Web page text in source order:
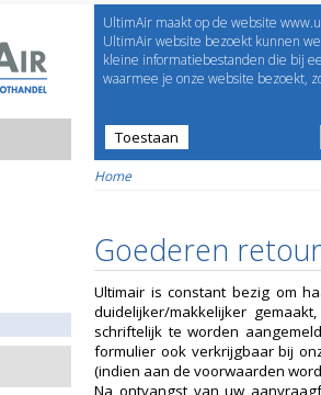
Welcome toUltimAir
Prijslijst
UltimAir maakt op de website
UltimAir website bezoekt kunnen
kleine informatiebestanden die bij
waarmee je onze website bezoekt,
Toestaan
Home
Goederen
Ultimair is constant bezig om
duidelijker/makkelijker
schriftelijk te worden
formulier ook verkrijgbaar bij
(indien aan de voorwaarden
Na ontvangst van uw